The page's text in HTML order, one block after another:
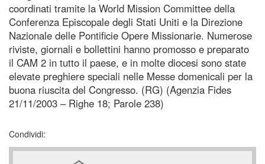
coordinati tramite la World Mission Committee della
Conferenza Episcopale degli Stati Uniti e la Direzione
Nazionale delle Pontificie Opere Missionarie. Numerose
riviste, giornali e bollettini hanno promosso e preparato
il CAM 2 in tutto il paese, e in molte diocesi sono state
elevate preghiere speciali nelle Messe domenicali per la
buona riuscita del Congresso. (RG) (Agenzia Fides
21/11/2003 – Righe 18; Parole 238)
Condividi: